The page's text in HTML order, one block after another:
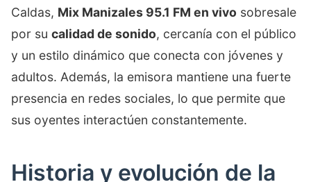
Caldas, Mix Manizales 95.1 FM en vivo sobresale
por su calidad de sonido, cercanía con el público
y un estilo dinámico que conecta con jóvenes y
adultos. Además, la emisora mantiene una fuerte
presencia en redes sociales, lo que permite que
sus oyentes interactúen constantemente.
Historia y evolución de la